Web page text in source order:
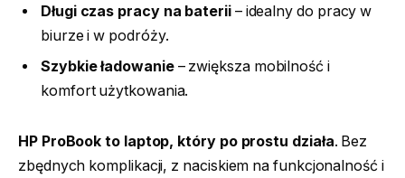
Długi czas pracy na baterii– idealny do pracy w
biurze i w podróży.
Szybkie ładowanie– zwiększa mobilność i
komfort użytkowania.
HP ProBook to laptop, który po prostu działa. Bez
zbędnych komplikacji, z naciskiem na funkcjonalność i